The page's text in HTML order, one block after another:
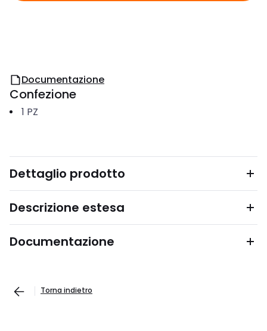
Documentazione
Confezione
1 PZ
Dettaglio prodotto
Descrizione estesa
Documentazione
Torna indietro